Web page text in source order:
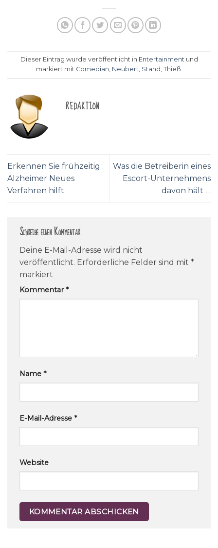
Dieser Eintrag wurde veröffentlicht in Entertainmentund
markiert mit Comedian, Neubert, Stand , Thieß.
REDAKTION
Erkennen Sie frühzeitig
Alzheimer Neues
Verfahren hilft
Was die Betreiberin eines
Escort-Unternehmens
davon hält …
Schreibe einen Kommentar
Deine E-Mail-Adresse wird nicht
veröffentlicht. Erforderliche Felder sind mit *
markiert
Kommentar*
Name *
E-Mail-Adresse *
Website